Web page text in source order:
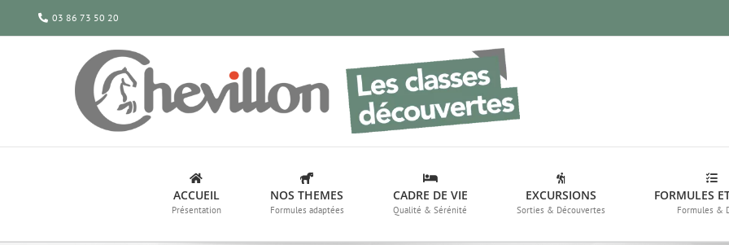
contenu
03 86 73 50 20
ACCUEIL
Présentation
NOS THEMES
Formules adaptées
CADRE DE VIE
Qualité & Sérénité
EXCURSIONS
Sorties & Découvertes
FORMULES
Formules &